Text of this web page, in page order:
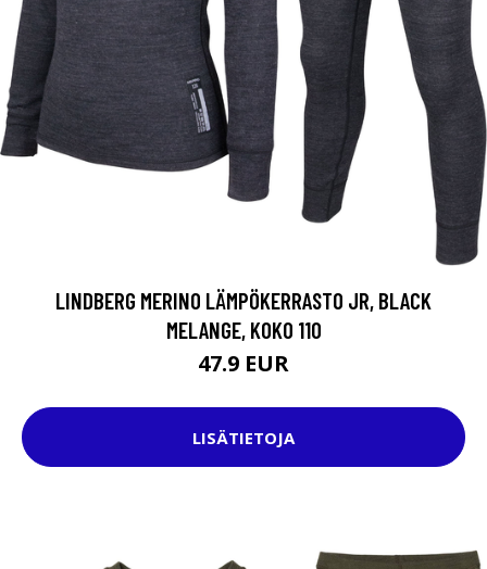
LINDBERG MERINO LÄMPÖKERRASTO JR, BLACK
MELANGE, KOKO 110
47.9 EUR
LISÄTIETOJA